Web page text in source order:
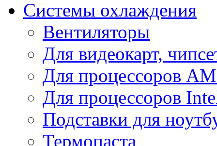
Системы охлаждения
Вентиляторы
Для видеокарт,
Для процессоров
Для процессоров
Подставки для
Термопаста